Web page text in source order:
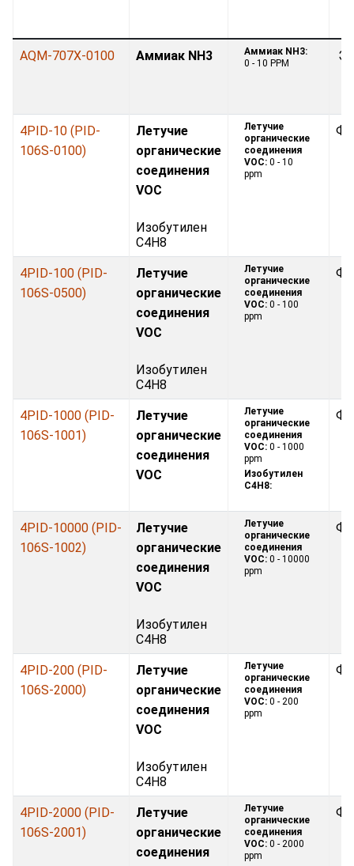
AQM-707X-0100 Аммиак NH3
Аммиак NH3:
0 - 10 PPM
4PID-10 (PID-
106S-0100)
Летучие
органические
соединения
VOC
Изобутилен
C4H8
Летучие
органические
соединения
VOC: 0 - 10
ppm
4PID-100 (PID-
106S-0500)
Летучие
органические
соединения
VOC
Изобутилен
C4H8
Летучие
органические
соединения
VOC: 0 - 100
ppm
4PID-1000 (PID-
106S-1001)
Летучие
органические
соединения
VOC
Летучие
органические
соединения
VOC: 0 - 1000
ppm
Изобутилен
C4H8:
4PID-10000 (PID-
106S-1002)
Летучие
органические
соединения
VOC
Изобутилен
C4H8
Летучие
органические
соединения
VOC: 0 - 10000
ppm
4PID-200 (PID-
106S-2000)
Летучие
органические
соединения
VOC
Изобутилен
C4H8
Летучие
органические
соединения
VOC: 0 - 200
ppm
4PID-2000 (PID-
106S-2001)
Летучие
органические
соединения
Летучие
органические
соединения
VOC: 0 - 2000
ppm